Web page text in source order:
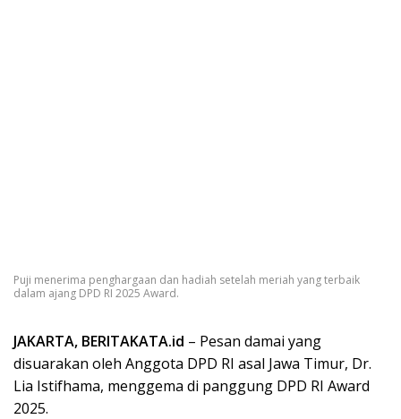
Puji menerima penghargaan dan hadiah setelah meriah yang terbaik
dalam ajang DPD RI 2025 Award.
JAKARTA, BERITAKATA.id – Pesan damai yang
disuarakan oleh Anggota DPD RI asal Jawa Timur, Dr.
Lia Istifhama, menggema di panggung DPD RI Award
2025.